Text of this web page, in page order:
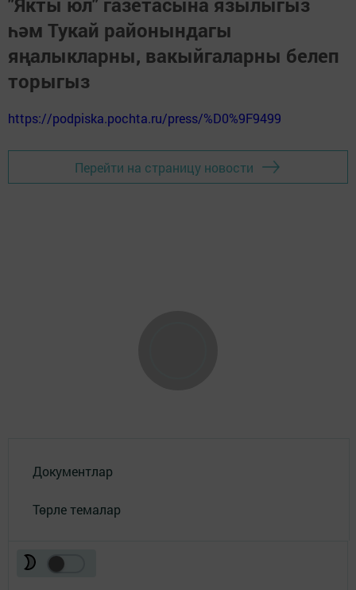
һәм Тукай районындагы
яңалыкларны, вакыйгаларны белеп
торыгыз
https://podpiska.pochta.ru/press/%D0%9F9499
Перейти на страницу новости
Документлар
Төрле темалар